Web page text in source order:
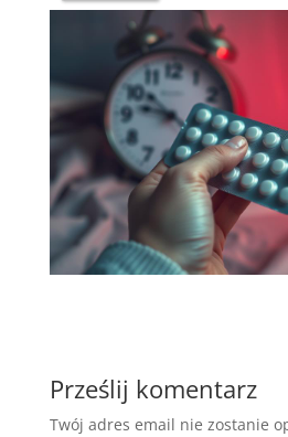
Prześlij komentarz
Twój adres email nie zostanie